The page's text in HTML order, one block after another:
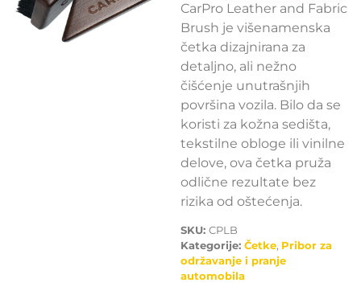
CarPro Leather and Fabric
Brush je višenamenska
četka dizajnirana za
detaljno, ali nežno
čišćenje unutrašnjih
površina vozila. Bilo da se
koristi za kožna sedišta,
tekstilne obloge ili vinilne
delove, ova četka pruža
odlične rezultate bez
rizika od oštećenja.
SKU: CPLB
Kategorije: Četke, Pribor za
održavanje i pranje
automobila